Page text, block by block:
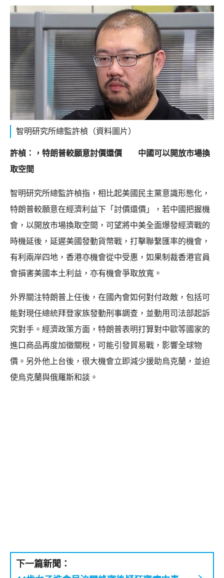
智明研究所總監許楨（資料圖片）
許楨：，特朗普較願意討價還價 中國可以開放市場換
取空間
智明研究所總監許楨指，相比起美國民主黨意識形態化，
特朗普較願意在經濟利益下「討價還價」，若中國把握機
會，以開放市場換取空間，可望將中美全面爆發經濟戰的
時機延後，延遲美國發動貨幣戰，打擊聯繫匯率的機會，
有利兩岸四地，香港亦機會從中受惠，如果制裁香港官員
會損害美國本土利益，亦有機會爭取放寬。
外界關注特朗普上任後，在國內會如何對付政敵，包括可
能對現任總統拜登家族發動刑事調查，並動用司法部起訴
究對手。經濟政策方面，特朗普表明打算對中歐等國家的
進口商品再度加徵關稅，可能引發貿易戰，影響全球物
價。另外他上台後，很大機會立即減少援助烏克蘭，並迫
使烏克蘭與俄羅斯和談。
下一篇新聞：